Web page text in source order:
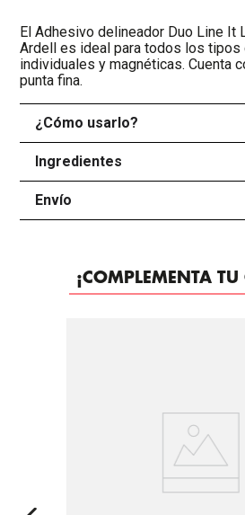
El Adhesivo delineador Duo Line It
Ardell es ideal para todos los tipos
individuales y magnéticas. Cuenta
punta fina.
¿Cómo usarlo?
Ingredientes
Envío
¡COMPLEMENTA